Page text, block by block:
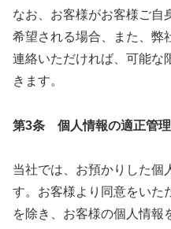
なお、お客様がお客様ご自
希望される場合、また、弊
連絡いただければ、可能な
きます。
第3条 個人情報の適正管理
当社では、お預かりした個
す。お客様より同意をいた
を除き、お客様の個人情報